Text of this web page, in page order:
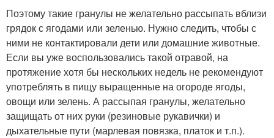
Поэтому такие гранулы не желательно рассыпать вблизи
грядок с ягодами или зеленью. Нужно следить, чтобы с
ними не контактировали дети или домашние животные.
Если вы уже воспользовались такой отравой, на
протяжение хотя бы нескольких недель не рекомендуют
употреблять в пищу выращенные на огороде ягоды,
овощи или зелень. А рассыпая гранулы, желательно
защищать от них руки (резиновые рукавички) и
дыхательные пути (марлевая повязка, платок и т.п.).